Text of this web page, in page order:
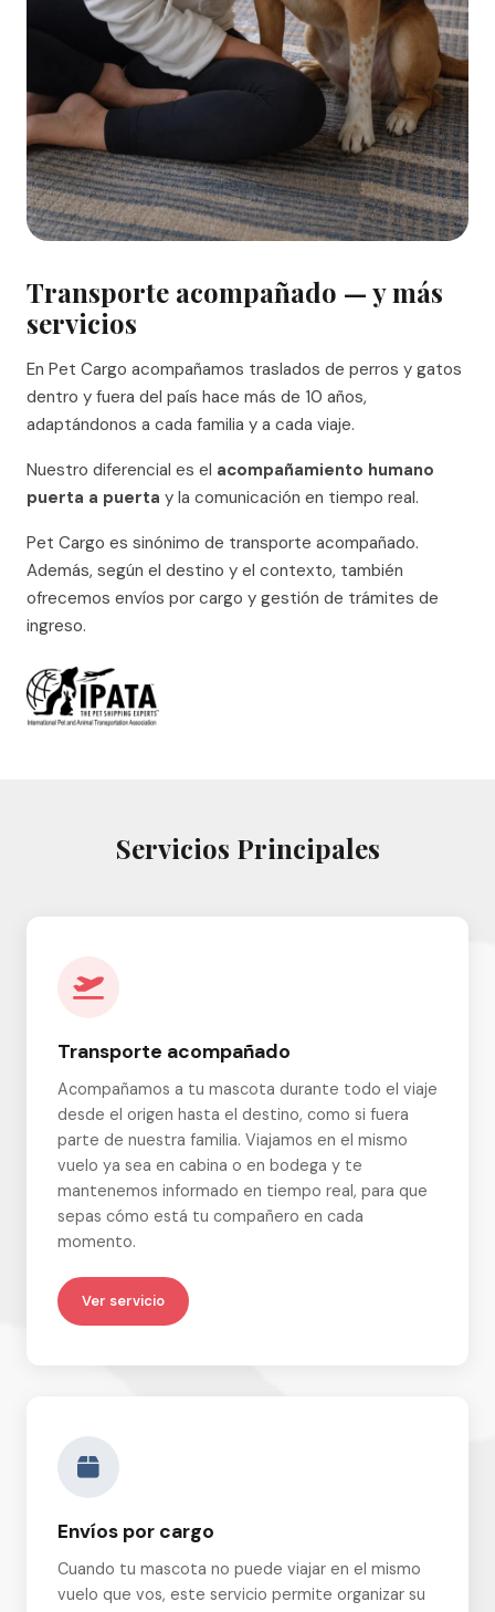
Transporte acompañado — y más
servicios
En Pet Cargo acompañamos traslados de perros y gatos
dentro y fuera del país hace más de 10 años,
adaptándonos a cada familia y a cada viaje.
Nuestro diferencial es el acompañamiento humano
puerta a puerta y la comunicación en tiempo real.
Pet Cargo es sinónimo de transporte acompañado.
Además, según el destino y el contexto, también
ofrecemos envíos por cargo y gestión de trámites de
ingreso.
Servicios Principales
Transporte acompañado
Acompañamos a tu mascota durante todo el viaje
desde el origen hasta el destino, como si fuera
parte de nuestra familia. Viajamos en el mismo
vuelo ya sea en cabina o en bodega y te
mantenemos informado en tiempo real, para que
sepas cómo está tu compañero en cada
momento.
Ver servicio
Envíos por cargo
Cuando tu mascota no puede viajar en el mismo
vuelo que vos, este servicio permite organizar su